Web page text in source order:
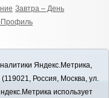
Завтра – День
Профиль
Яндекс.Метрика,
Россия, Москва, ул.
использует